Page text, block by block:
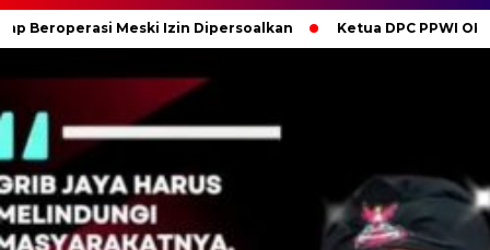
Izin Dipersoalkan Ketua DPC PPWI OKI Bersama